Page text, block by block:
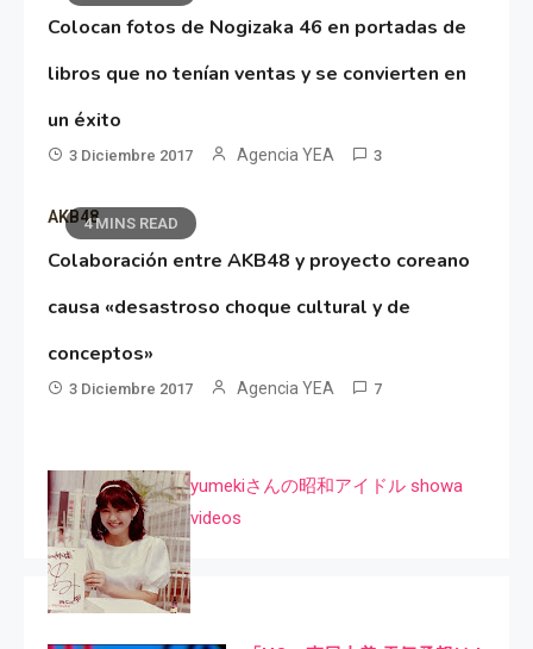
Colocan fotos de Nogizaka 46 en portadas de
libros que no tenían ventas y se convierten en
un éxito
3 Diciembre 2017 Agencia YEA 3
4 MINS READ
AKB48
Colaboración entre AKB48 y proyecto coreano
causa «desastroso choque cultural y de
conceptos»
3 Diciembre 2017 Agencia YEA 7
yumekiさんの昭和アイドル showa
videos